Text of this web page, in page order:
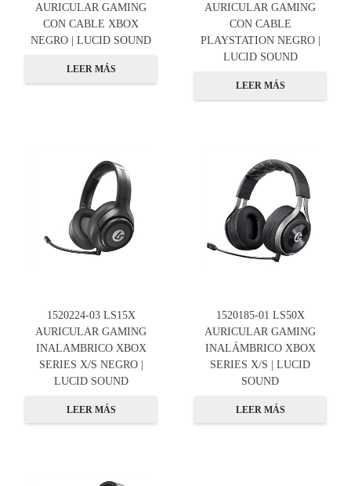
AURICULAR GAMING
CON CABLE XBOX
NEGRO | LUCID SOUND
LEER MÁS
AURICULAR GAMING
CON CABLE
PLAYSTATION NEGRO |
LUCID SOUND
LEER MÁS
1520224-03 LS15X
AURICULAR GAMING
INALAMBRICO XBOX
SERIES X/S NEGRO |
LUCID SOUND
LEER MÁS
1520185-01 LS50X
AURICULAR GAMING
INALÁMBRICO XBOX
SERIES X/S | LUCID
SOUND
LEER MÁS